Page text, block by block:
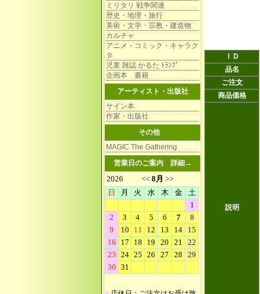
ミリタリ 戦争関連
歴史・地理・旅行
美術・文学・宗教・建造物
カルチャ
アニメ・コミック・キャラク
タ
児童 雑誌 かるた ﾄﾗﾝﾌﾟ
企画本 書籍
アーティスト・出版社
サイン本
作家・出版社
その他
MAGIC The Gathering
営業日のご案内 詳細→
ＩＤ
品名
ご注文
商品価格
説明